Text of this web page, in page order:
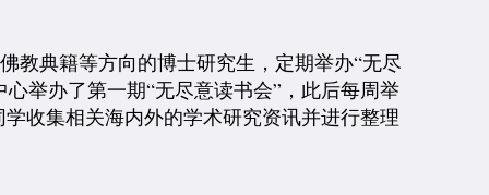
教典籍等方向的博士研究生，定期举办“无尽
举办了第一期“无尽意读书会”，此后每周举
学收集相关海内外的学术研究资讯并进行整理